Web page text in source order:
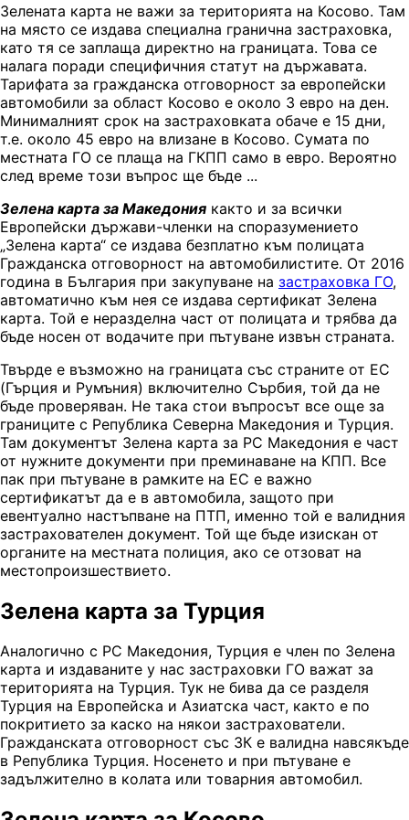
Зелената карта не важи за територията на Косово. Там
на място се издава специална гранична застраховка,
като тя се заплаща директно на границата. Това се
налага поради специфичния статут на държавата.
Тарифата за гражданска отговорност за европейски
автомобили за област Косово е около 3 евро на ден.
Минималният срок на застраховката обаче е 15 дни,
т.е. около 45 евро на влизане в Косово. Сумата по
местната ГО се плаща на ГКПП само в евро. Вероятно
след време този въпрос ще бъде ...
Зелена карта за Македония както и за всички
Европейски държави-членки на споразумението
„Зелена карта“ се издава безплатно към полицата
Гражданска отговорност на автомобилистите. От 2016
година в България при закупуване на застраховка ГО,
автоматично към нея се издава сертификат Зелена
карта. Той е неразделна част от полицата и трябва да
бъде носен от водачите при пътуване извън страната.
Твърде е възможно на границата със страните от ЕС
(Гърция и Румъния) включително Сърбия, той да не
бъде проверяван. Не така стои въпросът все още за
границите с Република Северна Македония и Турция.
Там документът Зелена карта за РС Македония е част
от нужните документи при преминаване на КПП. Все
пак при пътуване в рамките на ЕС е важно
сертификатът да е в автомобила, защото при
евентуално настъпване на ПТП, именно той е валидния
застрахователен документ. Той ще бъде изискан от
органите на местната полиция, ако се отзоват на
местопроизшествието.
Зелена карта за Турция
Аналогично с РС Македония, Турция е член по Зелена
карта и издаваните у нас застраховки ГО важат за
територията на Турция. Тук не бива да се разделя
Турция на Европейска и Азиатска част, както е по
покритието за каско на някои застрахователи.
Гражданската отговорност със ЗК е валидна навсякъде
в Република Турция. Носенето и при пътуване е
задължително в колата или товарния автомобил.